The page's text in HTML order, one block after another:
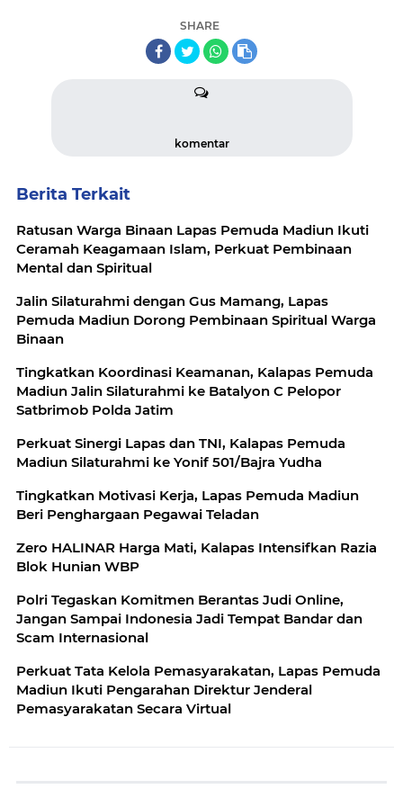
SHARE
komentar
Berita Terkait
Ratusan Warga Binaan Lapas Pemuda Madiun Ikuti
Ceramah Keagamaan Islam, Perkuat Pembinaan
Mental dan Spiritual
Jalin Silaturahmi dengan Gus Mamang, Lapas
Pemuda Madiun Dorong Pembinaan Spiritual Warga
Binaan
Tingkatkan Koordinasi Keamanan, Kalapas Pemuda
Madiun Jalin Silaturahmi ke Batalyon C Pelopor
Satbrimob Polda Jatim
Perkuat Sinergi Lapas dan TNI, Kalapas Pemuda
Madiun Silaturahmi ke Yonif 501/Bajra Yudha
Tingkatkan Motivasi Kerja, Lapas Pemuda Madiun
Beri Penghargaan Pegawai Teladan
Zero HALINAR Harga Mati, Kalapas Intensifkan Razia
Blok Hunian WBP
Polri Tegaskan Komitmen Berantas Judi Online,
Jangan Sampai Indonesia Jadi Tempat Bandar dan
Scam Internasional
Perkuat Tata Kelola Pemasyarakatan, Lapas Pemuda
Madiun Ikuti Pengarahan Direktur Jenderal
Pemasyarakatan Secara Virtual